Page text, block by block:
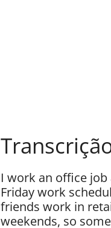
I work an office
Friday work
friends work in
weekends, so